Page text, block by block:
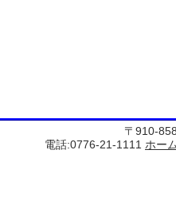
〒910-
電話:0776-21-1111 ホー